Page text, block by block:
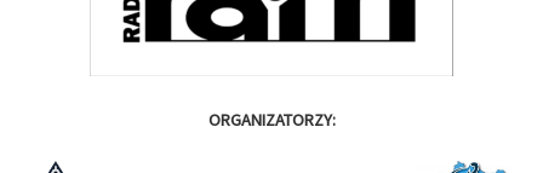
ORGANIZATORZY: